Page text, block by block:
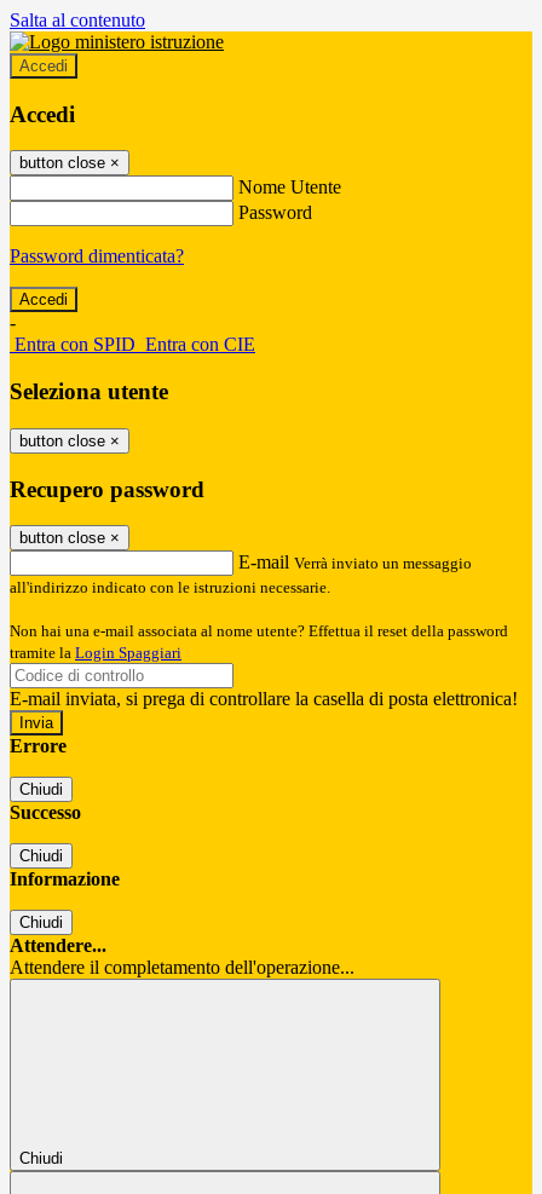
Salta al contenuto
Accedi
Accedi
button close ×
Nome Utente
Password
Password dimenticata?
-
Entra con SPID Entra con CIE
Seleziona utente
button close ×
Recupero password
button close ×
E-mail Verrà inviato un messaggio
all'indirizzo indicato con le istruzioni necessarie.
Non hai una e-mail associata al nome utente? Effettua il reset della password
tramite la Login Spaggiari
E-mail inviata, si prega di controllare la casella di posta elettronica!
Errore
Chiudi
Successo
Chiudi
Informazione
Chiudi
Attendere...
Attendere il completamento dell'operazione...
Chiudi